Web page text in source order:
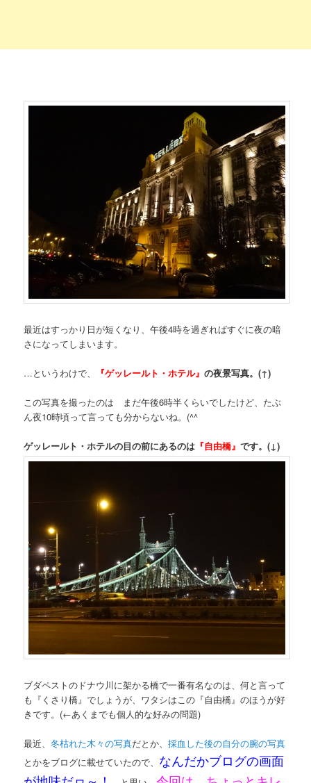
最近はすっかり日が短くなり、午後4時を過ぎればすぐに夜の暗
さになってしまいます。
…というわけで、 『ゲッレールト・ホテル』の夜景写真。(↑)
この写真を撮ったのは まだ午後6時半くらいでしたけど、たぶ
ん夜10時頃って言っても分からないね。(^^ゞ
ゲッレールト・ホテルの目の前にあるのは 『自由橋』です。(↓)
ブダペストのドナウ川に架かる橋で一番有名なのは、何と言って
も『くさり橋』でしょうが、ワタシはこの『自由橋』のほうが好
きです。(←あくまでも個人的な好みの問題)
最近、冬枯れた木々の写真だとか、採血した後の自分の腕の写真
とかをブログに載せていたので、 なんだかブログの画面